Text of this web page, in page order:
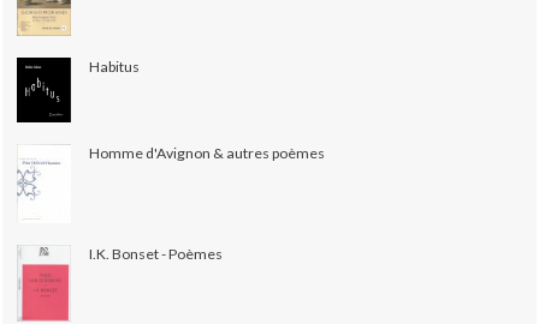
Habitus
Homme d'Avignon & autres poèmes
I.K. Bonset - Poèmes